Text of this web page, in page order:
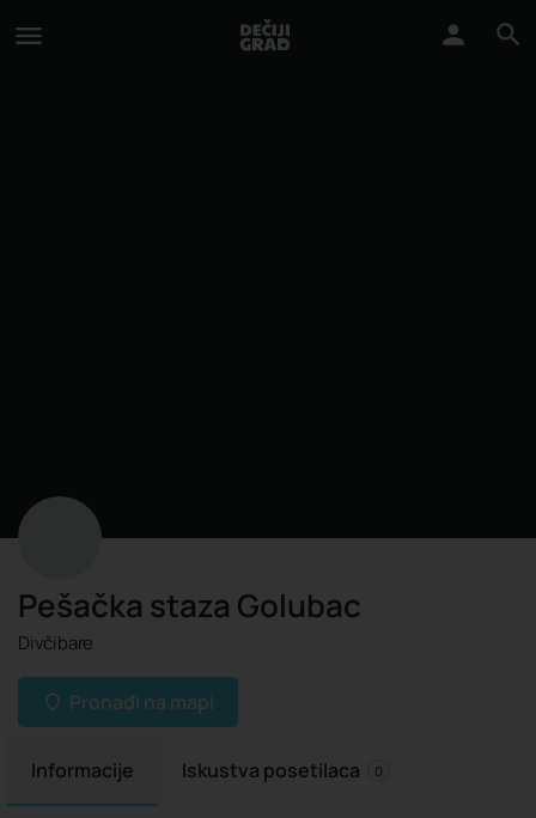
Pešačka staza Golubac
Divčibare
Pronađi na mapi
Informacije Iskustva posetilaca 0